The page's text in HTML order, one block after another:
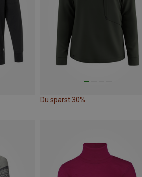
Du sparst 30%